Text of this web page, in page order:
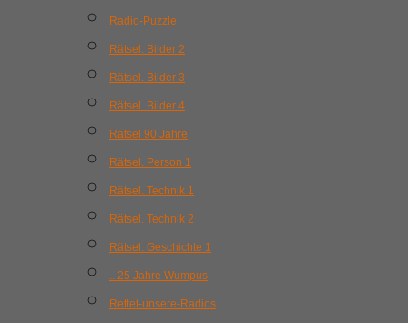
Radio-Puzzle
Rätsel. Bilder 2
Rätsel. Bilder 3
Rätsel. Bilder 4
Rätsel 90 Jahre
Rätsel. Person 1
Rätsel. Technik 1
Rätsel. Technik 2
Rätsel. Geschichte 1
.. 25 Jahre Wumpus
Rettet-unsere-Radios